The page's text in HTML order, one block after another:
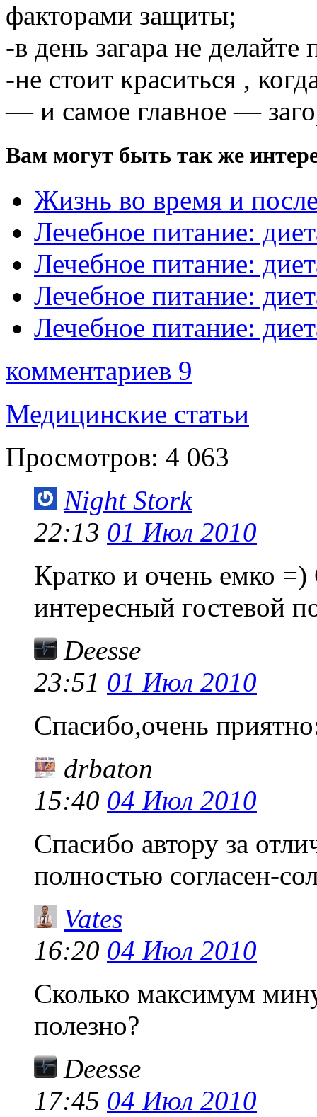
факторами защиты;
-в день загара не
-не стоит краситься ,
— и самое главное —
Вам могут быть так же
Жизнь во время и
Лечебное питание:
Лечебное питание:
Лечебное питание:
Лечебное питание:
комментариев 9
Медицинские статьи
Просмотров: 4 063
Night Stork
22:13 01 Июл 2010
Кратко и очень емко =)
интересный гостевой
Deesse
23:51 01 Июл 2010
Спасибо,очень
drbaton
15:40 04 Июл 2010
Спасибо автору за
полностью согласен-
Vates
16:20 04 Июл 2010
Сколько максимум
полезно?
Deesse
17:45 04 Июл 2010